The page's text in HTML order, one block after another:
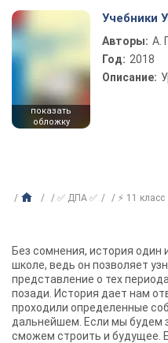
показать
обложку
Учебники
Авторы: А.
Год: 2018
Описание:
✅ ДПА ✅ ⚡ 11 класс
Без сомнения, история
школе, ведь он позволяет
представление о тех
позади. История дает нам
проходили определенные
дальнейшем. Если мы будем
сможем строить и будущее.